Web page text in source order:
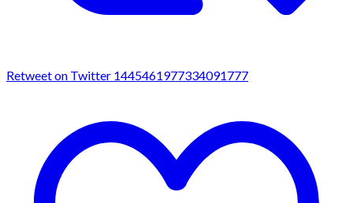
Retweet on Twitter 1445461977334091777